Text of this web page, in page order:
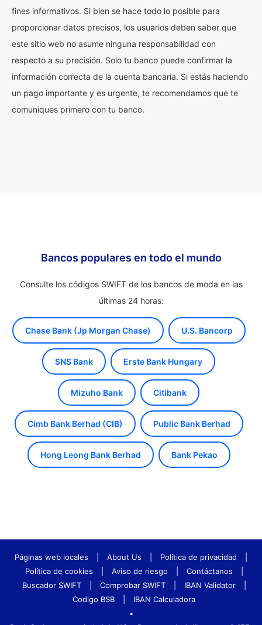
fines informativos. Si bien se hace todo lo posible para
proporcionar datos precisos, los usuarios deben saber que
este sitio web no asume ninguna responsabilidad con
respecto a su precisión. Solo tu banco puede confirmar la
información correcta de la cuenta bancaria. Si estás haciendo
un pago importante y es urgente, te recomendamos que te
comuniques primero con tu banco.
Bancos populares en todo el mundo
Consulte los códigos SWIFT de los bancos de moda en las
últimas 24 horas:
Chase Bank (Jp Morgan Chase) U.S. Bancorp
SNS Bank Erste Bank Hungary
Mizuho Bank Citibank
Cimb Bank Berhad (CIB) Public Bank Berhad
Hong Leong Bank Berhad Bank Pekao
Páginas web locales About Us Política de privacidad
Política de cookies
Aviso de riesgo Contáctanos
Buscador SWIFT
Comprobar SWIFT IBAN Validator
Codigo BSB
IBAN Calculadora
•